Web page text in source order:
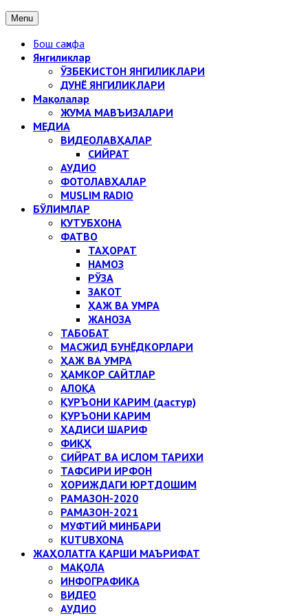
Menu
Бош саҳифа
Янгиликлар
ЎЗБЕКИСТОН ЯНГИЛИКЛАРИ
ДУНЁ ЯНГИЛИКЛАРИ
Мақолалар
ЖУМА МАВЪИЗАЛАРИ
МЕДИА
ВИДЕОЛАВҲАЛАР
СИЙРАТ
АУДИО
ФОТОЛАВҲАЛАР
MUSLIM RADIO
БЎЛИМЛАР
КУТУБХОНА
ФАТВО
ТАҲОРАТ
НАМОЗ
РЎЗА
ЗАКОТ
ҲАЖ ВА УМРА
ЖАНОЗА
ТАБОБАТ
МАСЖИД БУНЁДКОРЛАРИ
ҲАЖ ВА УМРА
ҲАМКОР САЙТЛАР
АЛОҚА
ҚУРЪОНИ КАРИМ (дастур)
ҚУРЪОНИ КАРИМ
ҲАДИСИ ШАРИФ
ФИҚҲ
СИЙРАТ ВА ИСЛОМ ТАРИХИ
ТАФСИРИ ИРФОН
ХОРИЖДАГИ ЮРТДОШИМ
РАМАЗОН-2020
РАМАЗОН-2021
МУФТИЙ МИНБАРИ
KUTUBXONA
ЖАҲОЛАТГА ҚАРШИ МАЪРИФАТ
МАҚОЛА
ИНФОГРАФИКА
ВИДЕО
АУДИО